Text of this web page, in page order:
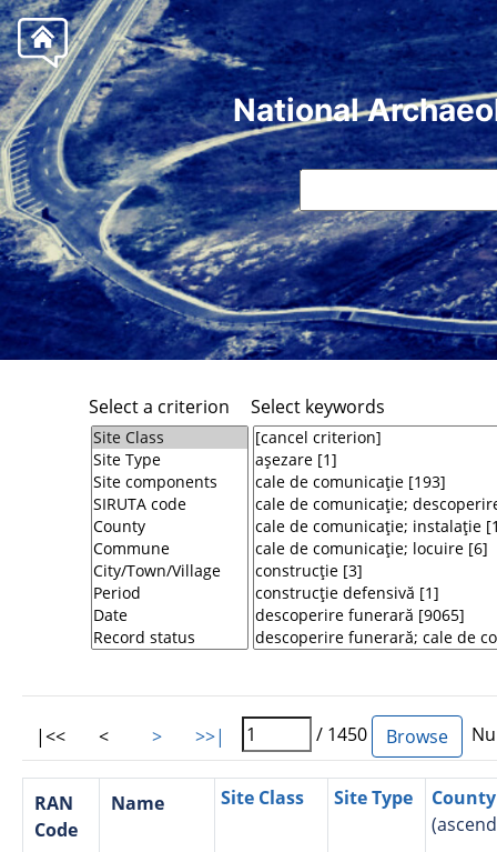
National
Select a criterion Select keywords
|<< < > >>| / 1450
RAN
Code
Name Site Class Site Type
County